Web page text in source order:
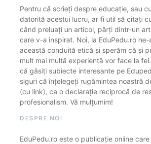
Pentru că scrieți despre educație, sau
datorită acestui lucru, ar fi util să citați
când preluați un articol, părți dintr-un
care v-a inspirat. Noi, la EduPedu.ro ne-
această conduită etică și sperăm că și
mult mai multă experiență vor face la
că găsiți subiecte interesante pe
siguri că înțelegeți rugămintea noastră
(cu link), ca o declarație reciprocă de
profesionalism. Vă mulțumim!
DESPRE NOI
EduPedu.ro este o publicație online